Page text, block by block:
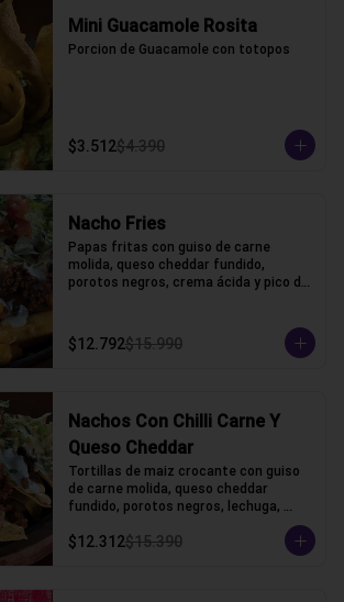
Mini Guacamole Rosita
Porcion de Guacamole con totopos
$3.512$4.390
Nacho Fries
Papas fritas con guiso de carne
molida, queso cheddar fundido,
porotos negros, crema ácida y pico de
$12.792$15.990
Nachos Con Chilli Carne Y
Queso Cheddar
Tortillas de maiz crocante con guiso
de carne molida, queso cheddar
fundido, porotos negros, lechuga,
$12.312$15.390